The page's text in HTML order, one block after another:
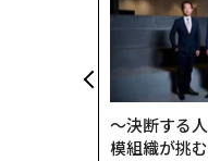
〜決断する
模組織が挑